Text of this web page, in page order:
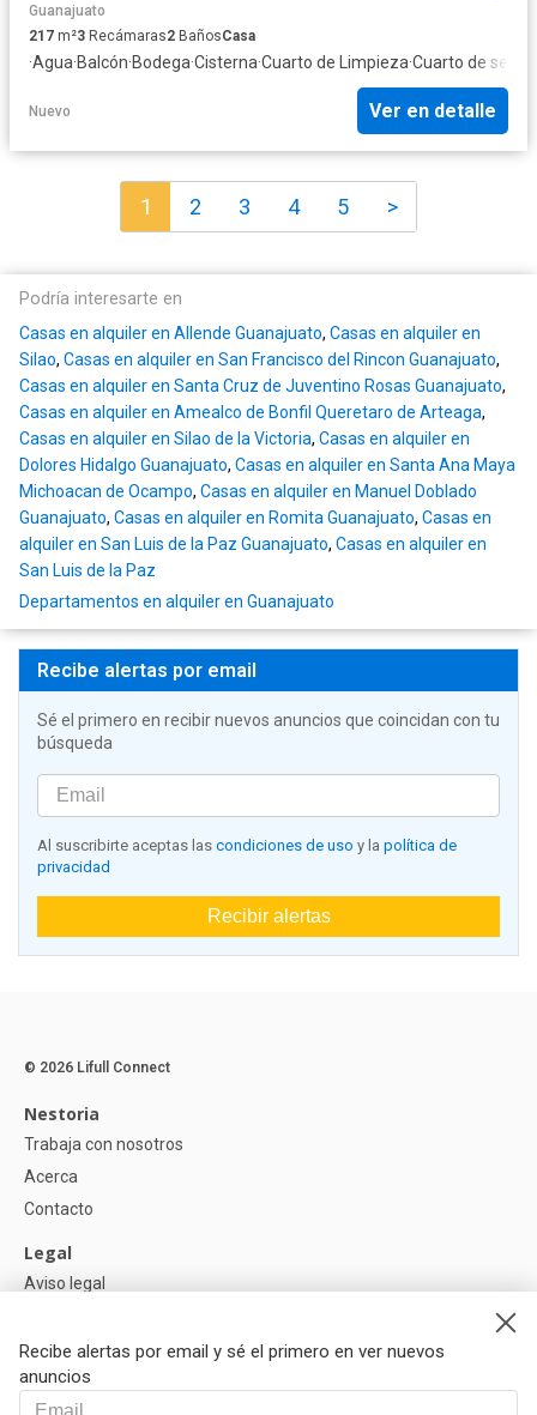
Guanajuato
217 m²3 Recámaras2 BañosCasa
·Agua·Balcón·Bodega·Cisterna·Cuarto de Limpieza·Cuarto de
Nuevo Ver en detalle
1 2 3 4 5 >
Podría interesarte en
Casas en alquiler en Allende Guanajuato, Casas en alquiler en
Silao, Casas en alquiler en San Francisco del Rincon Guanajuato,
Casas en alquiler en Santa Cruz de Juventino Rosas Guanajuato,
Casas en alquiler en Amealco de Bonfil Queretaro de Arteaga,
Casas en alquiler en Silao de la Victoria, Casas en alquiler en
Dolores Hidalgo Guanajuato, Casas en alquiler en Santa Ana Maya
Michoacan de Ocampo, Casas en alquiler en Manuel Doblado
Guanajuato, Casas en alquiler en Romita Guanajuato, Casas en
alquiler en San Luis de la Paz Guanajuato, Casas en alquiler en
San Luis de la Paz
Departamentos en alquiler en Guanajuato
Recibe alertas por email
Sé el primero en recibir nuevos anuncios que coincidan con tu
búsqueda
Al suscribirte aceptas las condiciones de uso y la política de
privacidad
Recibir alertas
Recibe alertas por email y sé el primero en ver nuevos
anuncios
© 2026 Lifull Connect
Nestoria
Trabaja con nosotros
Acerca
Contacto
Legal
Aviso legal
Política de Cookies
Ayuda